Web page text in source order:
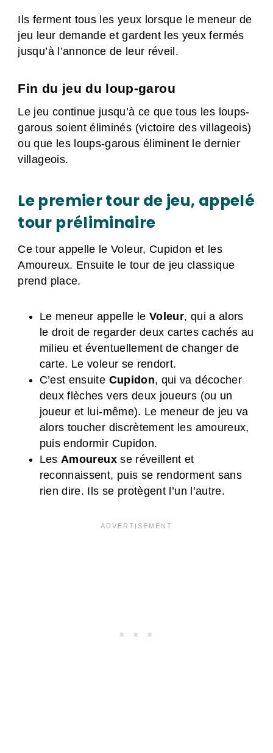
Ils ferment tous les yeux lorsque le meneur de
jeu leur demande et gardent les yeux fermés
jusqu’à l’annonce de leur réveil.
Fin du jeu du loup-garou
Le jeu continue jusqu’à ce que tous les loups-
garous soient éliminés (victoire des villageois)
ou que les loups-garous éliminent le dernier
villageois.
Le premier tour de jeu, appelé
tour préliminaire
Ce tour appelle le Voleur, Cupidon et les
Amoureux. Ensuite le tour de jeu classique
prend place.
Le meneur appelle le Voleur, qui a alors
le droit de regarder deux cartes cachés au
milieu et éventuellement de changer de
carte. Le voleur se rendort.
C’est ensuite Cupidon, qui va décocher
deux flèches vers deux joueurs (ou un
joueur et lui-même). Le meneur de jeu va
alors toucher discrètement les amoureux,
puis endormir Cupidon.
LesAmoureuxse réveillent et
reconnaissent, puis se rendorment sans
rien dire. Ils se protègent l’un l’autre.